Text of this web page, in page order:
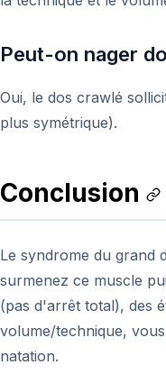
Peut-on nager
Oui, le dos crawlé
plus symétrique).
Conclusion
Le syndrome du grand
surmenez ce muscle
(pas d'arrêt total), des
volume/technique,
natation.